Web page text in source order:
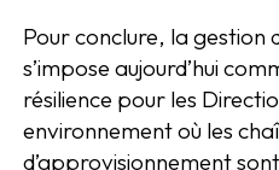
Pour conclure, la gestion
s’impose aujourd’hui
résilience pour les
environnement où les
d’approvisionnement